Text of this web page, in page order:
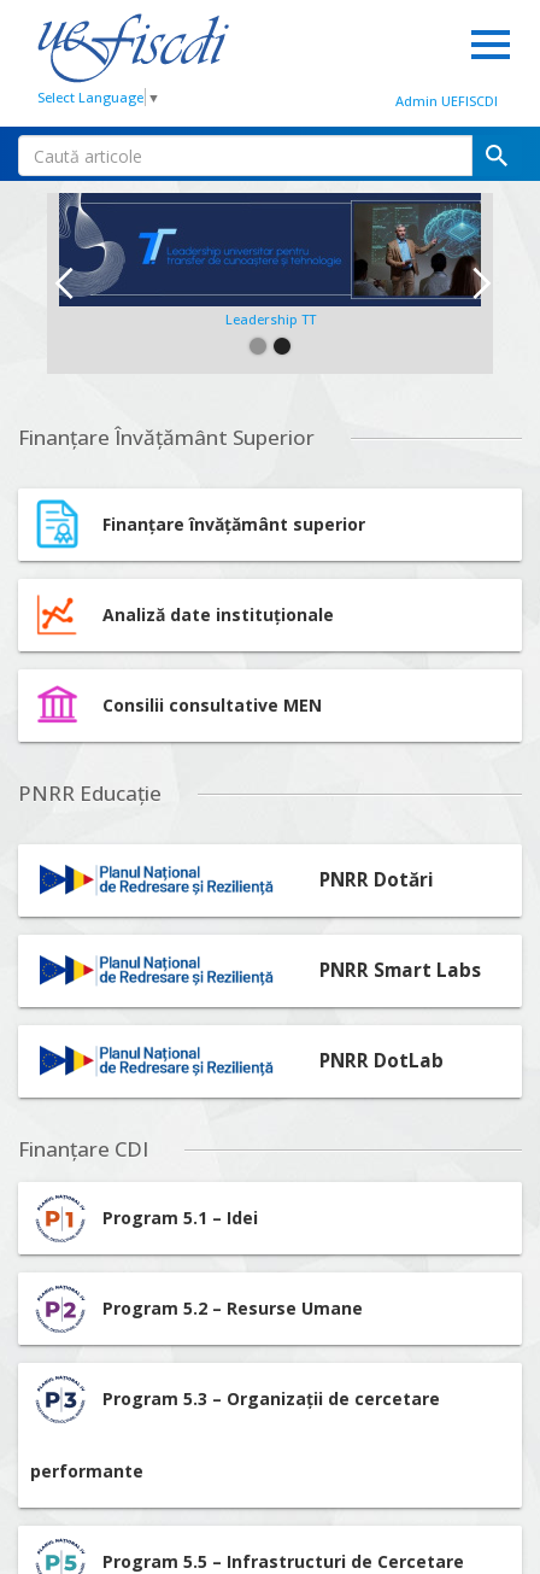
Select Language ▼ Admin UEFISCDI
Leadership TT
Finanțare Învățământ Superior
Finanțare învățământ superior
Analiză date instituționale
Consilii consultative MEN
PNRR Educație
PNRR Dotări
PNRR Smart Labs
PNRR DotLab
Finanțare CDI
Program 5.1 – Idei
Program 5.2 – Resurse Umane
Program 5.3 – Organizații de cercetare
performante
Program 5.5 – Infrastructuri de Cercetare